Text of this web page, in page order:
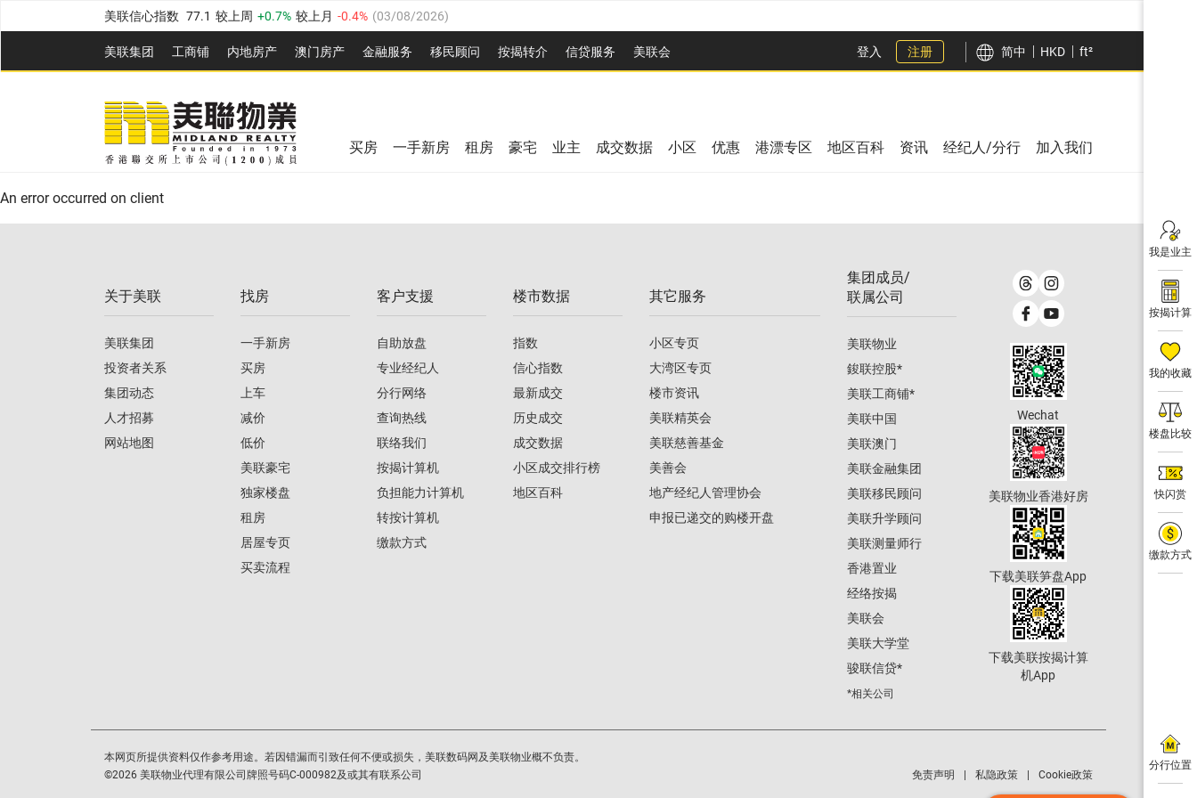
美联信心指数 77.1 较上周 0.7% 较上月 -0.4% (03/08/2026)
全港指数 149.1 较上周 0% 较上月 0.4% ( 03/08/2026
港岛指数 157.4 较上周 -0.3% 较上月 -0.8% (03/08/2026)
九龙指数 156.4 较上周 -0.1% 较上月
新界指数 134.8 较上周 0.1% 较上月 03/08/2026
美联信心指数 77.1 较上周 0.7% 较上月
美联集团 工商铺 内地房产 澳⻔房产 金融服务 移民顾问 按揭转介 信贷服务 美联会
全港指数 149.1 较上周 0% 较上月
美联信心指数 较上周 0.7% 03/08/2026
登入 注册 简中 HKD ft²
我是业主
按揭计算
我的收藏
楼盘比较
快闪赏
缴款方式
分行位置
买房 一手新房 租房 豪宅 业主 成交数据 小区 优惠 港漂专区 地区百科 资讯 经纪人/分行 加入我们
An error occurred on client
关于美联
美联集团
投资者关系
集团动态
人才招募
网站地图
找房
一手新房
买房
上车
减价
低价
美联豪宅
独家楼盘
租房
居屋专页
买卖流程
客户支援
自助放盘
专业经纪人
分行网络
查询热线
联络我们
按揭计算机
负担能力计算机
转按计算机
缴款方式
楼市数据
指数
信心指数
最新成交
历史成交
成交数据
小区成交排行榜
地区百科
其它服务
小区专页
大湾区专页
楼市资讯
美联精英会
美联慈善基金
美善会
地产经纪人管理协会
申报已递交的购楼开盘
集团成员/
联属公司
美联物业
鋑联控股*
美联工商铺*
美联中国
美联澳门
美联金融集团
美联移民顾问
美联升学顾问
美联测量师行
香港置业
经络按揭
美联会
美联大学堂
骏联信贷*
*相关公司
Wechat
美联物业香港好房
下载美联笋盘App
下载美联按揭计算
机App
本网页所提供资料仅作参考用途。若因错漏而引致任何不便或损失，美联数码网及美联物业概不负责。
©2026 美联物业代理有限公司牌照号码C-000982及或其有联系公司 免责声明 私隐政策 Cookie政策